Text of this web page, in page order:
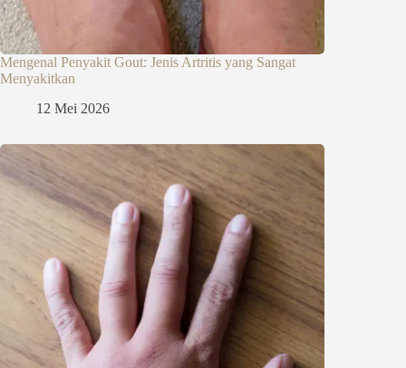
Mengenal Penyakit Gout: Jenis Artritis yang Sangat
Menyakitkan
12 Mei 2026